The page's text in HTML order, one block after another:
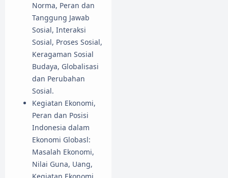
Norma, Peran dan
Tanggung Jawab
Sosial, Interaksi
Sosial, Proses Sosial,
Keragaman Sosial
Budaya, Globalisasi
dan Perubahan
Sosial.
Kegiatan Ekonomi,
Peran dan Posisi
Indonesia dalam
Ekonomi Globasl:
Masalah Ekonomi,
Nilai Guna, Uang,